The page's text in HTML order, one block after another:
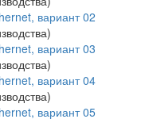
вариант 02
вариант 03
вариант 04
вариант 05